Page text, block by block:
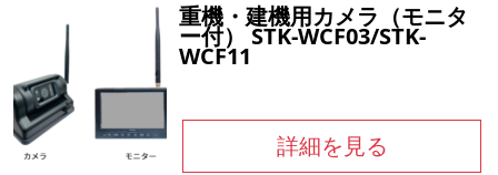
重機・建機用カメラ（モニタ
ー付） STK-WCF03/STK-
WCF11
詳細を見る